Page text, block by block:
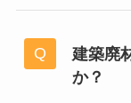
建築廃
か？